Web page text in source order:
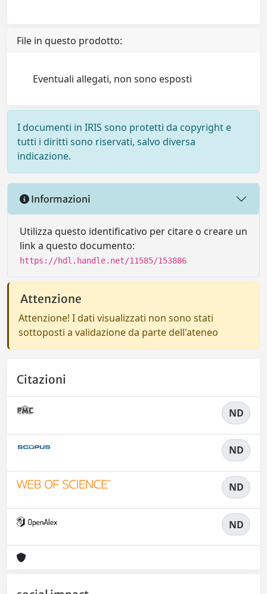
File in questo prodotto:
Eventuali allegati, non sono esposti
I documenti in IRIS sono protetti da copyright e
tutti i diritti sono riservati, salvo diversa
indicazione.
Informazioni
Utilizza questo identificativo per citare o creare un
link a questo documento:
https://hdl.handle.net/11585/153886
Attenzione
Attenzione! I dati visualizzati non sono stati
sottoposti a validazione da parte dell'ateneo
Citazioni
ND
ND
ND
ND